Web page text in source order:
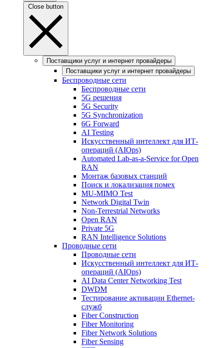
Close button
Поставщики услуг и интернет провайдеры
Поставщики услуг и интернет провайдеры
Беспроводные сети
Беспроводные сети
5G решения
5G Security
5G Synchronization
6G Forward
AI Testing
Искусственный интеллект для ИТ-
операций (AIOps)
Automated Lab-as-a-Service for Open
RAN
Монтаж базовых станций
Поиск и локализация помех
MU-MIMO Test
Network Digital Twin
Non-Terrestrial Networks
Open RAN
Private 5G
RAN Intelligence Solutions
Проводные сети
Проводные сети
Искусственный интеллект для ИТ-
операций (AIOps)
AI Data Center Networking Test
DWDM
Тестирование активации Ethernet-
служб
Fiber Construction
Fiber Monitoring
Fiber Network Solutions
Fiber Sensing